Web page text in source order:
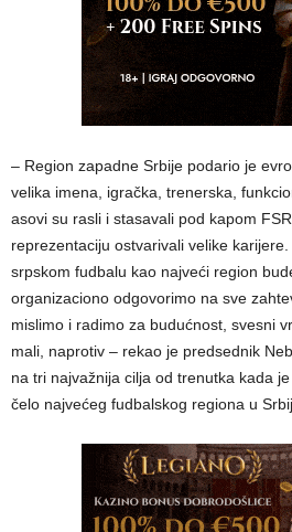
– Region zapadne Srbije podario je
velika imena, igračka, trenerska,
asovi su rasli i stasavali pod kapom
reprezentaciju ostvarivali velike
srpskom fudbalu kao najveći region
organizaciono odgovorimo na sve
mislimo i radimo za budućnost, svesni
mali, naprotiv – rekao je predsednik
na tri najvažnija cilja od trenutka kada
čelo najvećeg fudbalskog regiona u